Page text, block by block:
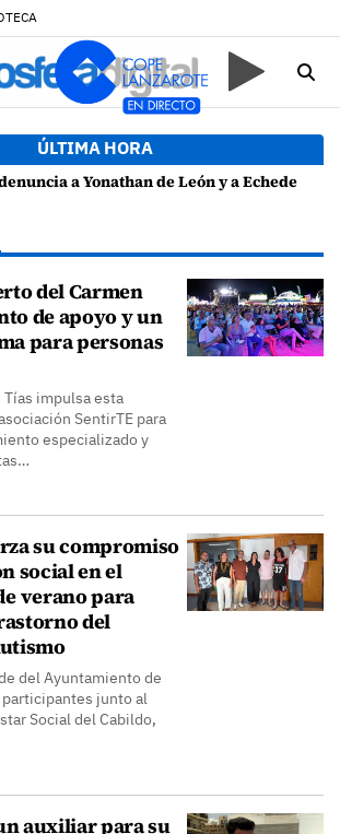
ÚLTIMA HORA
de León y a Echedey Eugenio por presuntas anomalías en contratos festivos
del Carmen
de apoyo y un
para personas
impulsa esta
SentirTE para
especializado y
su compromiso
social en el
verano para
del
del Ayuntamiento de
junto al
Social del Cabildo,
auxiliar para su